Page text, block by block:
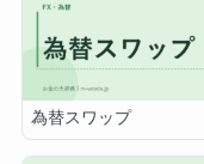
為替スワップ